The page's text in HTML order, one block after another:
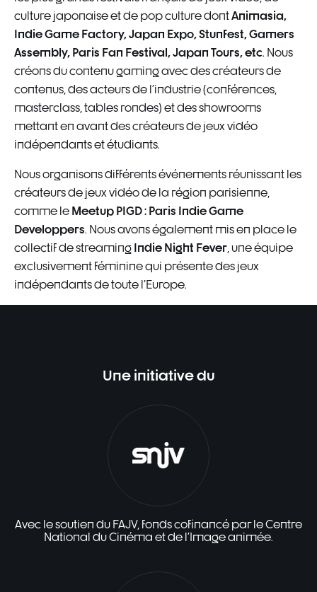
culture japonaise et de pop culture dontAnimasia,
Indie Game Factory, Japan Expo, Stunfest, Gamers
Assembly, Paris Fan Festival, Japan Tours, etc. Nous
créons du contenu gaming avec des créateurs de
contenus, des acteurs de l'industrie (conférences,
masterclass, tables rondes) et des showrooms
mettant en avant des créateurs de jeux vidéo
indépendants et étudiants.
Nous organisons différents événements réunissant les
créateurs de jeux vidéo de la région parisienne,
comme le Meetup PIGD : Paris Indie Game
Developpers. Nous avons également mis en place le
collectif de streaming Indie Night Fever , une équipe
exclusivement féminine qui présente des jeux
indépendants de toute l'Europe.
Une initiative du
Avec le soutien du FAJV, fonds cofinancé par le Centre
National du Cinéma et de l'Image animée.